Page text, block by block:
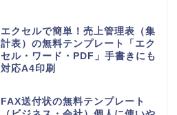
エクセルで簡単！売上管理表（集
計表）の無料テンプレート「エク
セル・ワード・PDF」手書きにも
対応A4印刷
FAX送付状の無料テンプレート